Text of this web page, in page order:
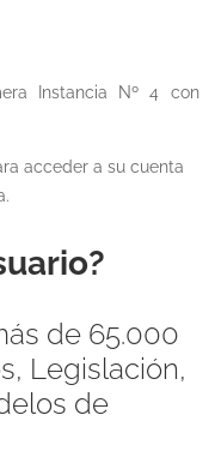
Instancia Nº 4 con
acceder a su cuenta
de 65.000
Legislación,
de